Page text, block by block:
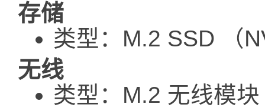
存储
类型：M.2 SSD （
无线
类型：M.2 无线模